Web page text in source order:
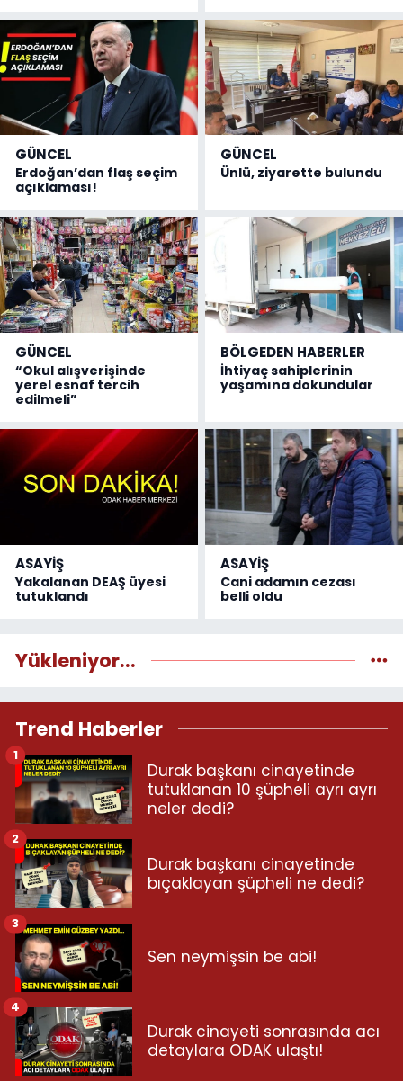
GÜNCEL
Erdoğan’dan flaş seçim
açıklaması!
GÜNCEL
Ünlü, ziyarette bulundu
GÜNCEL
“Okul alışverişinde
yerel esnaf tercih
edilmeli”
BÖLGEDEN HABERLER
İhtiyaç sahiplerinin
yaşamına dokundular
ASAYİŞ
Yakalanan DEAŞ üyesi
tutuklandı
ASAYİŞ
Cani adamın cezası
belli oldu
Yükleniyor...
Trend Haberler
Durak başkanı cinayetinde
tutuklanan 10 şüpheli ayrı ayrı
neler dedi?
1
Durak başkanı cinayetinde
bıçaklayan şüpheli ne dedi?
2
Sen neymişsin be abi!
3
Durak cinayeti sonrasında acı
detaylara ODAK ulaştı!
4